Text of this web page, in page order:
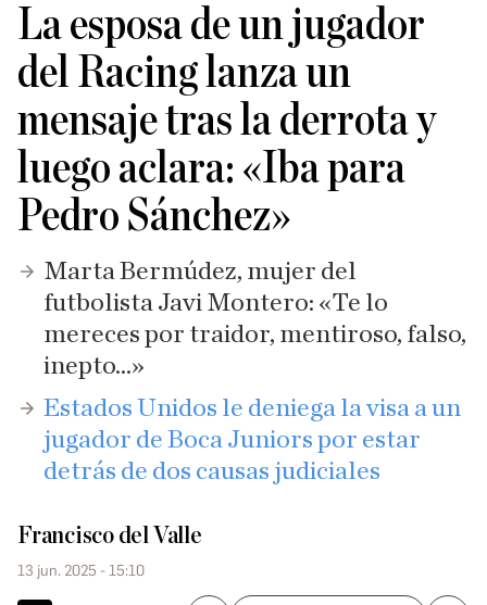
La esposa de un jugador
del Racing lanza un
mensaje tras la derrota y
luego aclara: «Iba para
Pedro Sánchez»
Marta Bermúdez, mujer del
futbolista Javi Montero: «Te lo
mereces por traidor, mentiroso, falso,
inepto...»
Estados Unidos le deniega la visa a un
jugador de Boca Juniors por estar
detrás de dos causas judiciales
Francisco del Valle
13 jun. 2025 - 15:10